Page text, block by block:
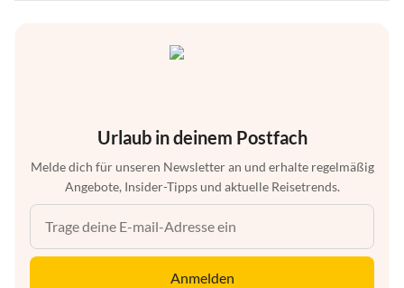
Urlaub in deinem Postfach
Melde dich für unseren Newsletter an und erhalte regelmäßig
Angebote, Insider-Tipps und aktuelle Reisetrends.
Anmelden